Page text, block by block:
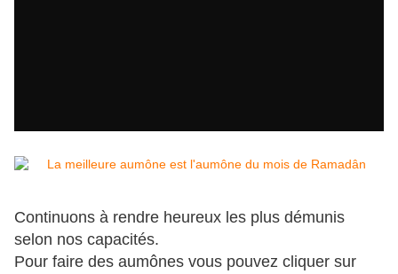
Continuons à rendre heureux les plus démunis
selon nos capacités.
Pour faire des aumônes vous pouvez cliquer sur